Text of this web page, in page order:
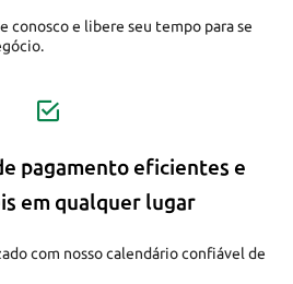
conosco e libere seu tempo para se
pagamento eficientes e
em qualquer lugar
com nosso calendário confiável de